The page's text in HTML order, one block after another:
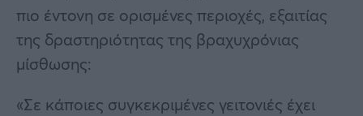
πιο έντονη σε ορισμένες περιοχές, εξαιτίας
της δραστηριότητας της βραχυχρόνιας
μίσθωσης:
«Σε κάποιες συγκεκριμένες γειτονιές έχει